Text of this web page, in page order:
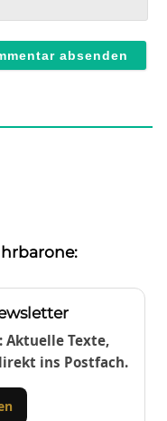
Texte,
ins Postfach.